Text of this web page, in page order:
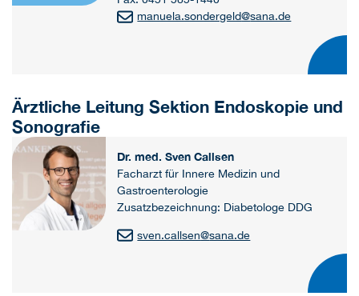
manuela.sondergeld@sana.de
Ärztliche Leitung Sektion Endoskopie und
Sonografie
Dr. med. Sven Callsen
Facharzt für Innere Medizin und
Gastroenterologie
Zusatzbezeichnung: Diabetologe DDG
sven.callsen@sana.de